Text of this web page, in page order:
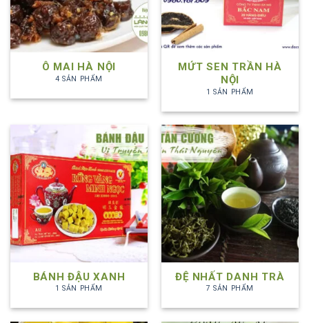
Ô MAI HÀ NỘI
4 SẢN PHẨM
MỨT SEN TRẦN HÀ
NỘI
1 SẢN PHẨM
BÁNH ĐẬU XANH
1 SẢN PHẨM
ĐỆ NHẤT DANH TRÀ
7 SẢN PHẨM